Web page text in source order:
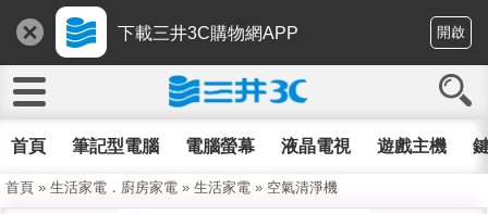
下載三井3C購物網APP 開啟
首頁 筆記型電腦 電腦螢幕 液晶電視 遊戲主機
首頁 » 生活家電．廚房家電 » 生活家電 » 空氣清淨機